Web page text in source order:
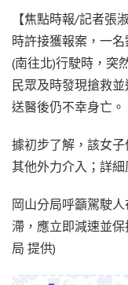
【焦點時報/記者張
時許接獲報案，一
(南往北)行駛時，突
民眾及時發現搶救
送醫後仍不幸身亡。
據初步了解，該女
其他外力介入；詳
岡山分局呼籲駕駛
滯，應立即減速並
局 提供)